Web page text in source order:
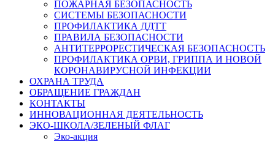
ПОЖАРНАЯ БЕЗОПАСНОСТЬ
СИСТЕМЫ БЕЗОПАСНОСТИ
ПРОФИЛАКТИКА ДДТТ
ПРАВИЛА БЕЗОПАСНОСТИ
АНТИТЕРРОРЕСТИЧЕСКАЯ БЕЗОПАСНОСТЬ
ПРОФИЛАКТИКА ОРВИ, ГРИППА И НОВОЙ
КОРОНАВИРУСНОЙ ИНФЕКЦИИ
ОХРАНА ТРУДА
ОБРАЩЕНИЕ ГРАЖДАН
КОНТАКТЫ
ИННОВАЦИОННАЯ ДЕЯТЕЛЬНОСТЬ
ЭКО-ШКОЛА/ЗЕЛЕНЫЙ ФЛАГ
Эко-акция